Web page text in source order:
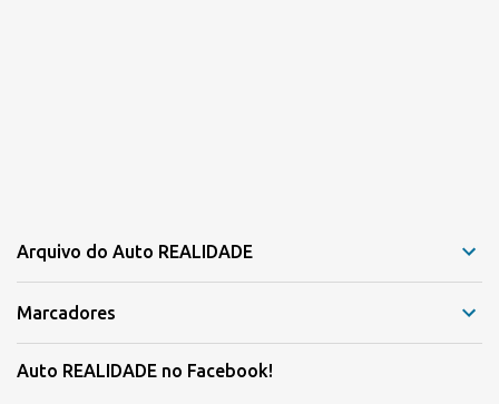
Arquivo do Auto REALIDADE
Marcadores
Auto REALIDADE no Facebook!